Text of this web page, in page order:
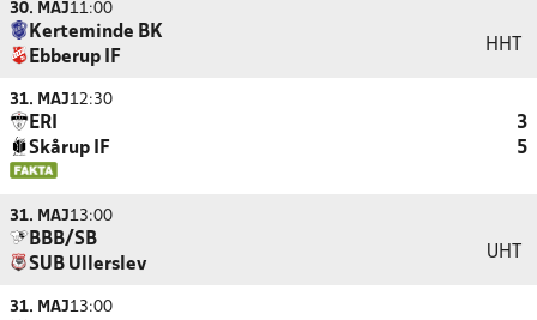
30. MAJ11:00
Kerteminde BK
Ebberup IF
HHT
31. MAJ12:30
ERI
3
Skårup IF
5
31. MAJ13:00
BBB/SB
SUB Ullerslev
UHT
31. MAJ13:00